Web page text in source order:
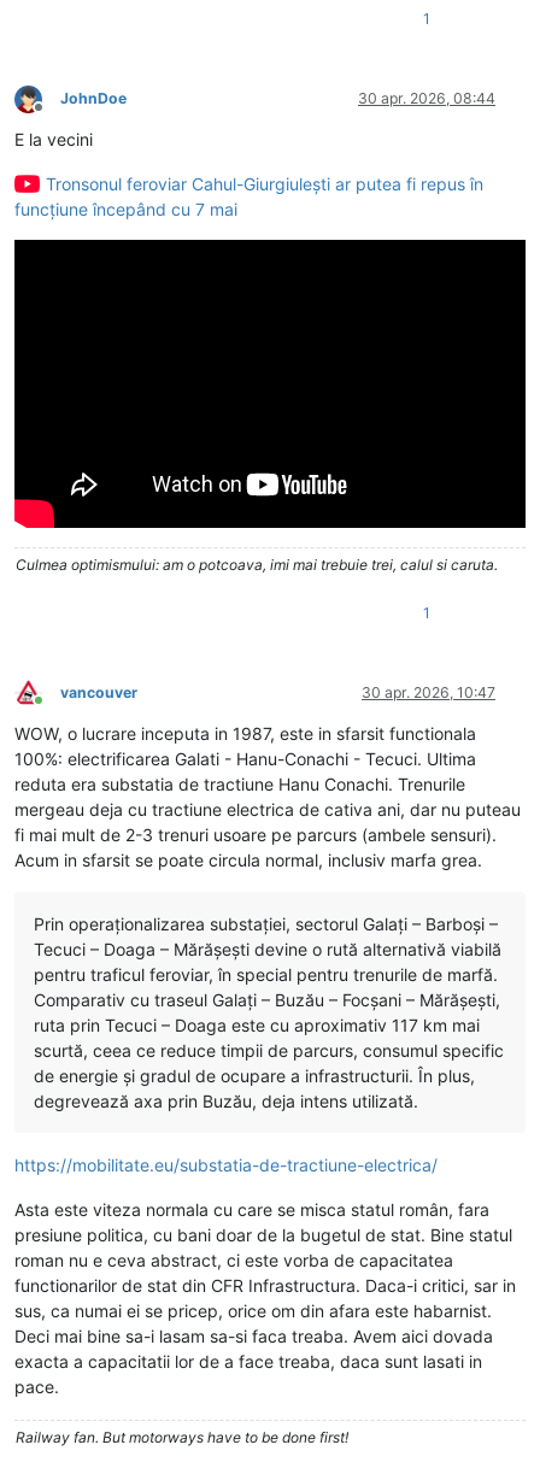
1
Deconectat
JohnDoe 30 apr. 2026, 08:44
E la vecini
Tronsonul feroviar Cahul-Giurgiulești ar putea fi repus în
funcțiune începând cu 7 mai
Culmea optimismului: am o potcoava, imi mai trebuie trei, calul si caruta.
1
Conectat
vancouver 30 apr. 2026, 10:47
WOW, o lucrare inceputa in 1987, este in sfarsit functionala
100%: electrificarea Galati - Hanu-Conachi - Tecuci. Ultima
reduta era substatia de tractiune Hanu Conachi. Trenurile
mergeau deja cu tractiune electrica de cativa ani, dar nu puteau
fi mai mult de 2-3 trenuri usoare pe parcurs (ambele sensuri).
Acum in sfarsit se poate circula normal, inclusiv marfa grea.
Prin operaționalizarea substației, sectorul Galați – Barboși –
Tecuci – Doaga – Mărășești devine o rută alternativă viabilă
pentru traficul feroviar, în special pentru trenurile de marfă.
Comparativ cu traseul Galați – Buzău – Focșani – Mărășești,
ruta prin Tecuci – Doaga este cu aproximativ 117 km mai
scurtă, ceea ce reduce timpii de parcurs, consumul specific
de energie și gradul de ocupare a infrastructurii. În plus,
degrevează axa prin Buzău, deja intens utilizată.
https://mobilitate.eu/substatia-de-tractiune-electrica/
Asta este viteza normala cu care se misca statul român, fara
presiune politica, cu bani doar de la bugetul de stat. Bine statul
roman nu e ceva abstract, ci este vorba de capacitatea
functionarilor de stat din CFR Infrastructura. Daca-i critici, sar in
sus, ca numai ei se pricep, orice om din afara este habarnist.
Deci mai bine sa-i lasam sa-si faca treaba. Avem aici dovada
exacta a capacitatii lor de a face treaba, daca sunt lasati in
pace.
Railway fan. But motorways have to be done first!